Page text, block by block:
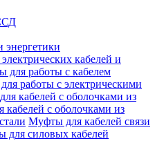
энергетики
кабелей и
для работы с кабелем
работы с электрическими
кабелей с оболочками из
с оболочками из
Муфты для кабелей связи
для силовых кабелей